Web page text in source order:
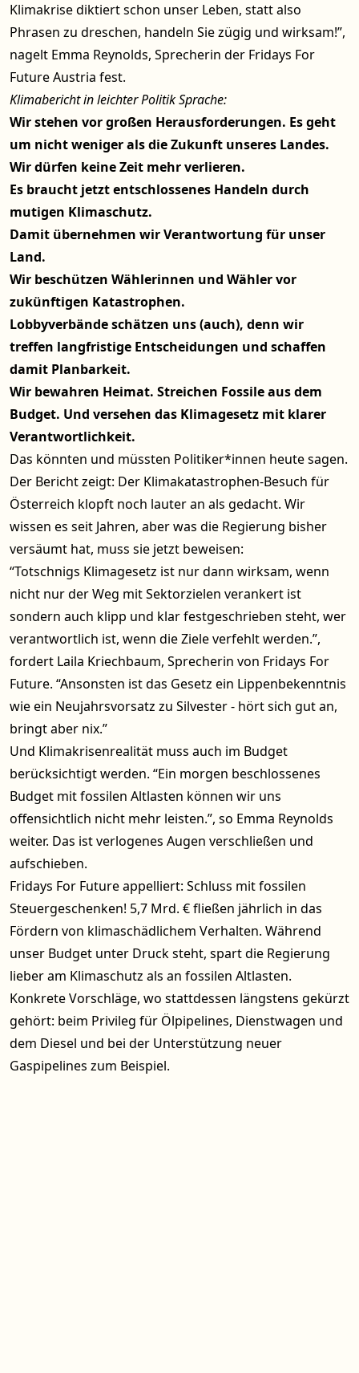
Klimakrise diktiert schon unser Leben, statt also
Phrasen zu dreschen, handeln Sie zügig und wirksam!”,
nagelt Emma Reynolds, Sprecherin der Fridays For
Future Austria fest.
Klimabericht in leichter Politik Sprache:
Wir stehen vor großen Herausforderungen. Es geht
um nicht weniger als die Zukunft unseres Landes.
Wir dürfen keine Zeit mehr verlieren.
Es braucht jetzt entschlossenes Handeln durch
mutigen Klimaschutz.
Damit übernehmen wir Verantwortung für unser
Land.
Wir beschützen Wählerinnen und Wähler vor
zukünftigen Katastrophen.
Lobbyverbände schätzen uns (auch), denn wir
treffen langfristige Entscheidungen und schaffen
damit Planbarkeit.
Wir bewahren Heimat. Streichen Fossile aus dem
Budget. Und versehen das Klimagesetz mit klarer
Verantwortlichkeit.
Das könnten und müssten Politiker*innen heute sagen.
Der Bericht zeigt: Der Klimakatastrophen-Besuch für
Österreich klopft noch lauter an als gedacht. Wir
wissen es seit Jahren, aber was die Regierung bisher
versäumt hat, muss sie jetzt beweisen:
“Totschnigs Klimagesetz ist nur dann wirksam, wenn
nicht nur der Weg mit Sektorzielen verankert ist
sondern auch klipp und klar festgeschrieben steht, wer
verantwortlich ist, wenn die Ziele verfehlt werden.”,
fordert Laila Kriechbaum, Sprecherin von Fridays For
Future. “Ansonsten ist das Gesetz ein Lippenbekenntnis
wie ein Neujahrsvorsatz zu Silvester - hört sich gut an,
bringt aber nix.”
Und Klimakrisenrealität muss auch im Budget
berücksichtigt werden. “Ein morgen beschlossenes
Budget mit fossilen Altlasten können wir uns
offensichtlich nicht mehr leisten.”, so Emma Reynolds
weiter. Das ist verlogenes Augen verschließen und
aufschieben.
Fridays For Future appelliert: Schluss mit fossilen
Steuergeschenken! 5,7 Mrd. € fließen jährlich in das
Fördern von klimaschädlichem Verhalten. Während
unser Budget unter Druck steht, spart die Regierung
lieber am Klimaschutz als an fossilen Altlasten.
Konkrete Vorschläge, wo stattdessen längstens gekürzt
gehört: beim Privileg für Ölpipelines, Dienstwagen und
dem Diesel und bei der Unterstützung neuer
Gaspipelines zum Beispiel.